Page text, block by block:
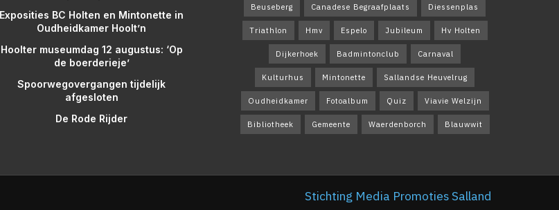
Exposities BC Holten en Mintonette in
Oudheidkamer Hoolt’n
Hoolter museumdag 12 augustus: ‘Op
de boerderieje’
Spoorwegovergangen tijdelijk
afgesloten
De Rode Rijder
Beuseberg Canadese Begraafplaats Diessenplas
Triathlon Hmv Espelo Jubileum Hv Holten
Dijkerhoek Badmintonclub Carnaval
Kulturhus Mintonette Sallandse Heuvelrug
Oudheidkamer Fotoalbum Quiz Viavie Welzijn
Bibliotheek Gemeente Waerdenborch Blauwwit
Stichting Media Promoties Salland